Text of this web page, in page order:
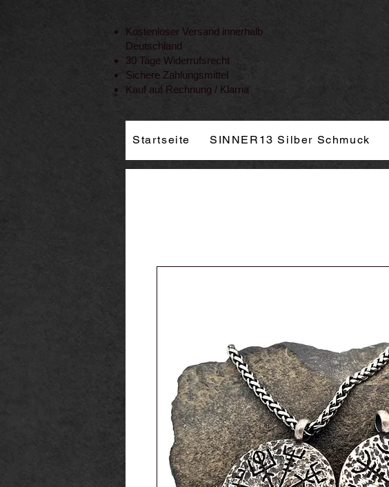
Kostenloser Versand innerhalb
Deutschland
30 Tage Widerrufsrecht
Sichere Zahlungsmittel
Kauf auf Rechnung / Klarna
Startseite SINNER13 Silber Schmuck